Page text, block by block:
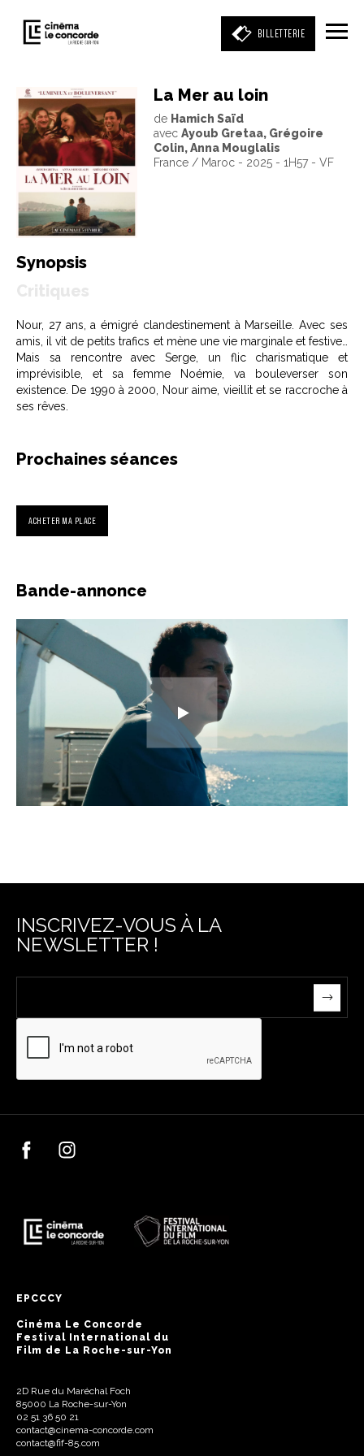
BILLETTERIE
Entrez votre mot clé
(film, réalisateur, acteur, événement)
La Mer au loin
de Hamich Saïd
avec Ayoub Gretaa, Grégoire
Colin, Anna Mouglalis
France / Maroc - 2025 - 1H57 - VF
Synopsis
Nour, 27 ans, a émigré clandestinement à Marseille. Avec ses
amis, il vit de petits trafics et mène une vie marginale et festive…
Mais sa rencontre avec Serge, un flic charismatique et
imprévisible, et sa femme Noémie, va bouleverser son
existence. De 1990 à 2000, Nour aime, vieillit et se raccroche à
ses rêves.
Prochaines séances
ACHETER MA PLACE
Bande-annonce
INSCRIVEZ-VOUS À LA
NEWSLETTER !
EPCCCY
Cinéma Le Concorde
Festival International du
Film de La Roche-sur-Yon
2D Rue du Maréchal Foch
85000 La Roche-sur-Yon
02 51 36 50 21
contact@cinema-concorde.com
contact@fif-85.com